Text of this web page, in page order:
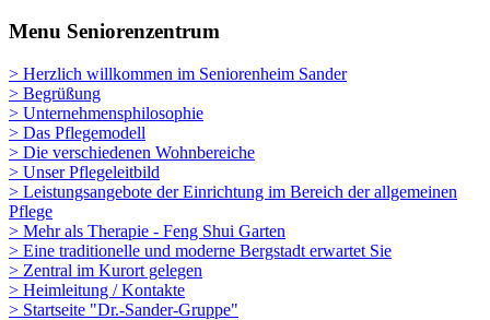
Menu Seniorenzentrum
> Herzlich willkommen im Seniorenheim Sander
> Begrüßung
> Unternehmensphilosophie
> Das Pflegemodell
> Die verschiedenen Wohnbereiche
> Unser Pflegeleitbild
> Leistungsangebote der Einrichtung im Bereich der allgemeinen
Pflege
> Mehr als Therapie - Feng Shui Garten
> Eine traditionelle und moderne Bergstadt erwartet Sie
> Zentral im Kurort gelegen
> Heimleitung / Kontakte
> Startseite "Dr.-Sander-Gruppe"